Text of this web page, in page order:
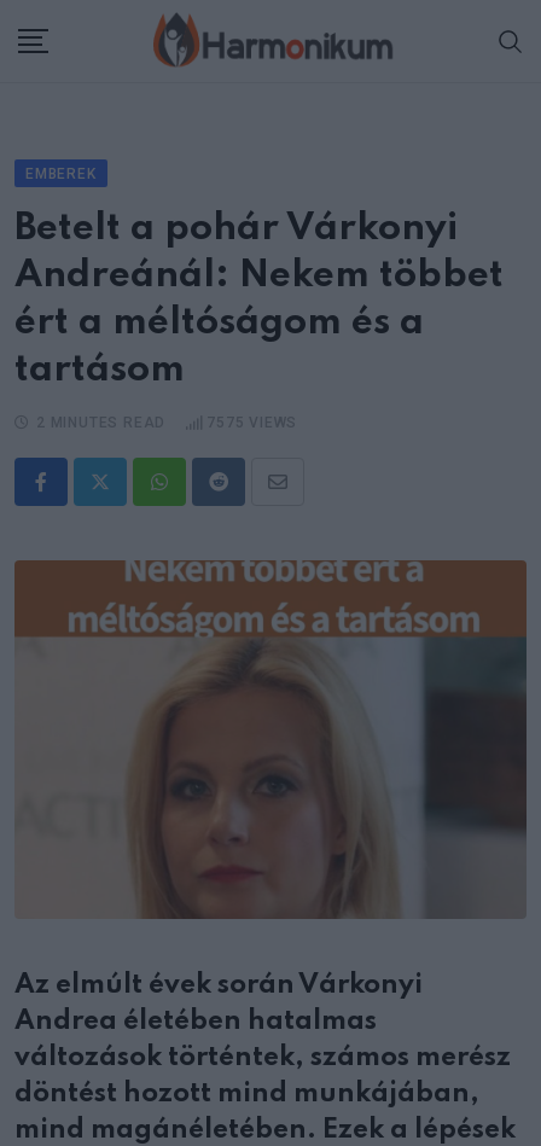
EMBEREK
Betelt a pohár Várkonyi
Andreánál: Nekem többet
ért a méltóságom és a
tartásom
WhatsappRedditShare
Email
Az elmúlt évek során Várkonyi
Andrea életében hatalmas
változások történtek, számos merész
döntést hozott mind munkájában,
mind magánéletében. Ezek a lépések